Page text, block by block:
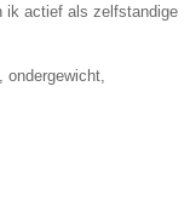
ik actief als zelfstandige